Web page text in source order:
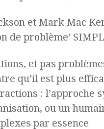
et Mark Mac
de problème’
et pas
qu’il est plus
: l’approche
ou un
par essence